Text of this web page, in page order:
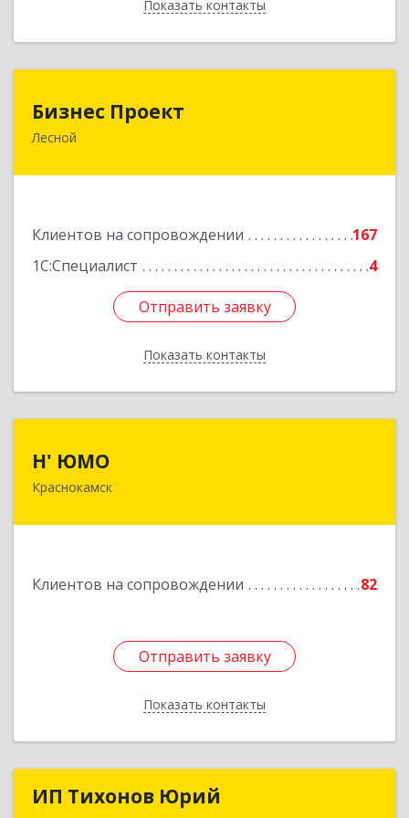
Показать контакты
Назад
Бизнес Проект
Лесной
Клиентов на сопровождении
167
1С:Специалист
4
Отправить заявку
Показать контакты
624200, Свердловская обл, Лесной г, Сиротина
Отправить заявку
Назад
Н' ЮМО
Краснокамск
Клиентов на сопровождении 82
Отправить заявку
Показать контакты
617060, Пермский край, Краснокамский р-н,
Подробнее
Отправить заявку
Назад
ИП Тихонов ЮрийИП Тихонов Юрий